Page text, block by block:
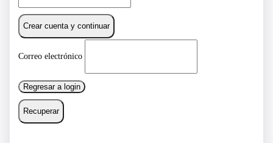
Crear cuenta y continuar
Correo electrónico
Regresar a login
Recuperar